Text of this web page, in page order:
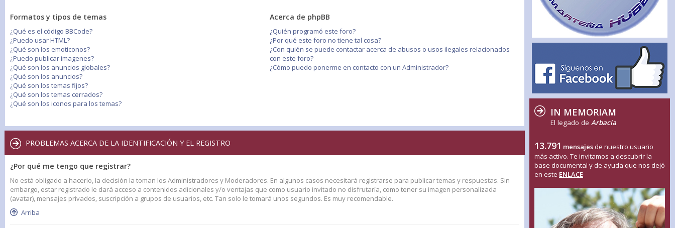
Formatos y tipos de temas
¿Qué es el código BBCode?
¿Puedo usar HTML?
¿Qué son los emoticonos?
¿Puedo publicar imagenes?
¿Qué son los anuncios globales?
¿Qué son los anuncios?
¿Qué son los temas fijos?
¿Qué son los temas cerrados?
¿Qué son los iconos para los temas?
Acerca de phpBB
¿Quién programó este foro?
¿Por qué este foro no tiene tal cosa?
¿Con quién se puede contactar acerca de abusos o usos ilegales relacionados
con este foro?
¿Cómo puedo ponerme en contacto con un Administrador?
PROBLEMAS ACERCA DE LA IDENTIFICACIÓN Y EL REGISTRO
¿Por qué me tengo que registrar?
No está obligado a hacerlo, la decisión la toman los Administradores y Moderadores. En algunos casos necesitará registrarse para publicar temas y respuestas. Sin
embargo, estar registrado le dará acceso a contenidos adicionales y/o ventajas que como usuario invitado no disfrutaría, como tener su imagen personalizada
(avatar), mensajes privados, suscripción a grupos de usuarios, etc. Tan solo le tomará unos segundos. Es muy recomendable.
Arriba
IN MEMORIAM
El legado de Arbacia
13.791 mensajes de nuestro usuario
más activo. Te invitamos a descubrir la
base documental y de ayuda que nos dejó
en este ENLACE